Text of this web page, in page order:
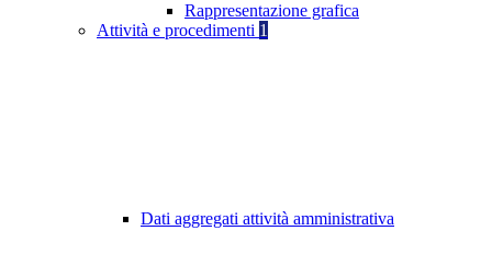
Rappresentazione grafica
Attività e procedimenti 1
Dati aggregati attività amministrativa